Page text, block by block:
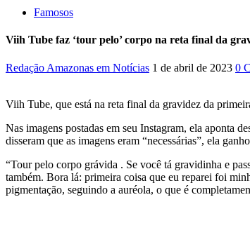
Famosos
Viih Tube faz ‘tour pelo’ corpo na reta final da
Redação Amazonas em Notícias 1 de abril de 2023 0
Viih Tube, que está na reta final da gravidez da
Nas imagens postadas em seu Instagram, ela aponta
disseram que as imagens eram “necessárias”, ela
“Tour pelo corpo grávida . Se você tá gravidinha e
também. Bora lá: primeira coisa que eu reparei foi
pigmentação, seguindo a auréola, o que é